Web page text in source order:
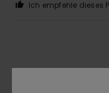
Ich empfehle dieses